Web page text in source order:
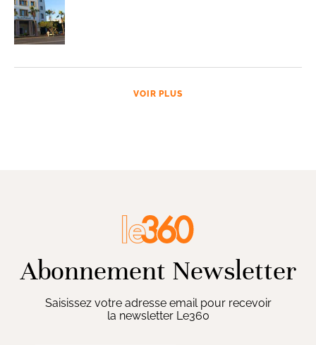
VOIR PLUS
Abonnement Newsletter
Saisissez votre adresse email pour recevoir
la newsletter Le360